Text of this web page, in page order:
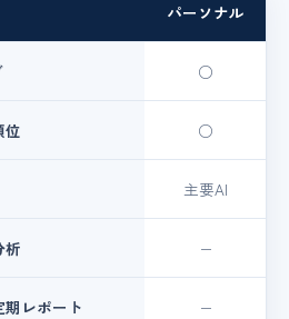
パーソナル
○
位 ○
主要AI
析 −
レポート −